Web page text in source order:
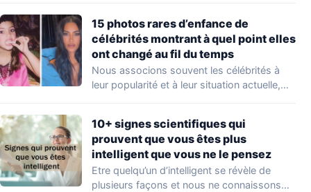
15 photos rares d’enfance de
célébrités montrant à quel point elles
ont changé au fil du temps
Nous associons souvent les célébrités à
leur popularité et à leur situation actuelle,
10+ signes scientifiques qui
prouvent que vous êtes plus
intelligent que vous ne le pensez
Etre quelqu’un d’intelligent se révèle de
plusieurs façons et nous ne connaissons